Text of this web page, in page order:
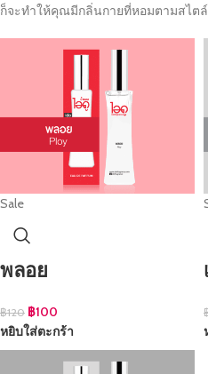
ก็จะทำให้คุณมีกลิ่นกายที่หอมตามสไต
Sale
พลอย
฿120 ฿100
หยิบใส่ตะกร้า